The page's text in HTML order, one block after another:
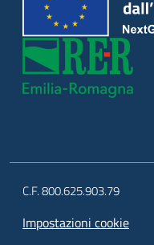
Argomenti
Novità
Servizi
Progetti
C.F. 800.625.903.79
Impostazioni cookie